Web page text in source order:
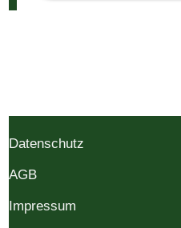
Datenschutz
AGB
Impressum